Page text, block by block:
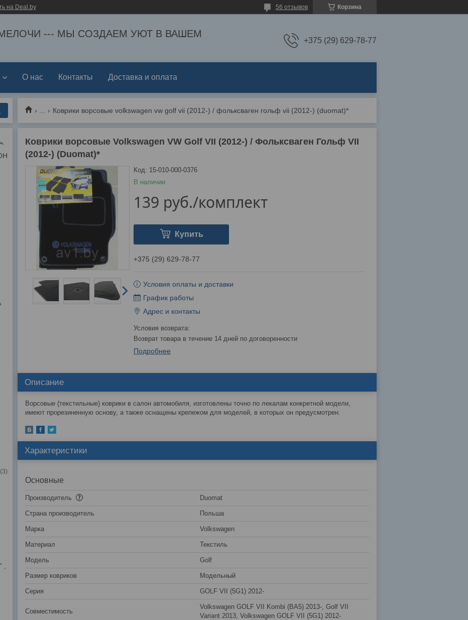
на Deal.by Корзина
56 отзывов
--- МЫ СОЗДАЕМ УЮТ В ВАШЕМ
+375 (29) 629-78-77
О нас Контакты Доставка и оплата
Коврики ворсовые volkswagen vw golf vii (2012-) / фольксваген гольф vii (2012-) (duomat)*
Коврики ворсовые Volkswagen VW Golf VII (2012-) / Фольксваген Гольф VII
(2012-) (Duomat)*
В наличии
Код: 15-010-000-0376
139 руб./комплект
Купить
+375 (29) 629-78-77
Условия оплаты и доставки
График работы
Адрес и контакты
возврат товара в течение 14 дней по договоренности
Подробнее
Описание
Ворсовые (текстильные) коврики в салон автомобиля, изготовлены точно по лекалам конкретной модели,
имеют прорезиненную основу, а также оснащены крепежом для моделей, в которых он предусмотрен.
Характеристики
Основные
Производитель Duomat
Страна производитель Польша
Марка Volkswagen
Материал Текстиль
Модель Golf
Размер ковриков Модельный
Серия GOLF VII (5G1) 2012-
Совместимость
Volkswagen GOLF VII Kombi (BA5) 2013-, Golf VII
Variant 2013, Volkswagen GOLF VII (5G1) 2012-
3
,